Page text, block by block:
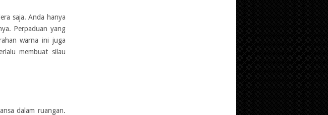
saja. Anda hanya
Perpaduan yang
warna ini juga
membuat silau
dalam ruangan.